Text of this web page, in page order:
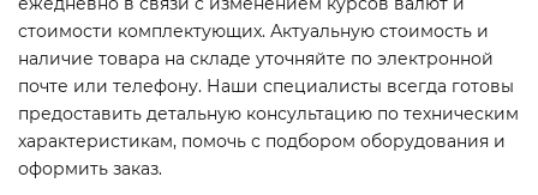
стоимости комплектующих. Актуальную стоимость и
наличие товара на складе уточняйте по электронной
почте или телефону. Наши специалисты всегда готовы
предоставить детальную консультацию по техническим
характеристикам, помочь с подбором оборудования и
оформить заказ.